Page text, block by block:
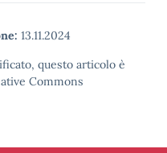
13.11.2024
questo articolo è
Commons